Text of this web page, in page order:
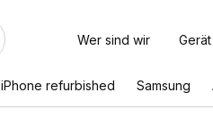
Wer sind wir
iPhone refurbished Samsung